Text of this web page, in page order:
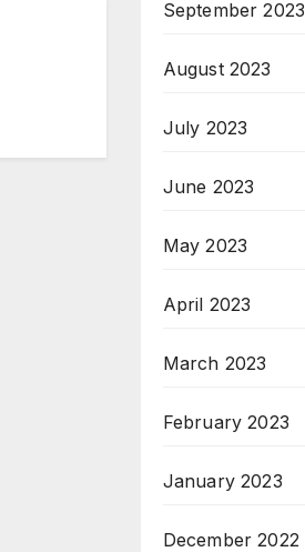
September 2023
August 2023
July 2023
June 2023
May 2023
April 2023
March 2023
February 2023
January 2023
December 2022